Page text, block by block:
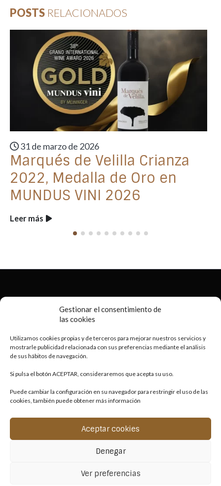
Gestionar el consentimiento de
las cookies
Utilizamos cookies propias y de terceros para mejorar nuestros servicios y
mostrarle publicidad relacionada con sus preferencias mediante el análisis
de sus hábitos de navegación.
Si pulsa el botón ACEPTAR, consideraremos que acepta su uso.
Puede cambiar la configuración en su navegador para restringir el uso de las
cookies, también puede obtener más información
Aceptar cookies
Denegar
Ver preferencias
POSTS RELACIONADOS
31 de marzo de 2026
Marqués de Velilla Crianza
2022, Medalla de Oro en
MUNDUS VINI 2026
Leer más
Vinos con alma.
2026 © GRANDES BODEGAS - TODOS LOS DERECHOS RESERVADOS